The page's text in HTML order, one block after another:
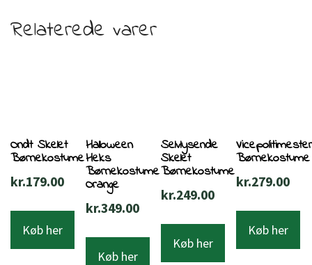
Relaterede varer
Ondt Skelet
Børnekostume
kr.179.00
Køb her
Halloween
Heks
Børnekostume
Orange
kr.349.00
Køb her
Selvlysende
Skelet
Børnekostume
kr.249.00
Køb her
Børnekostume
kr.279.00
Køb her